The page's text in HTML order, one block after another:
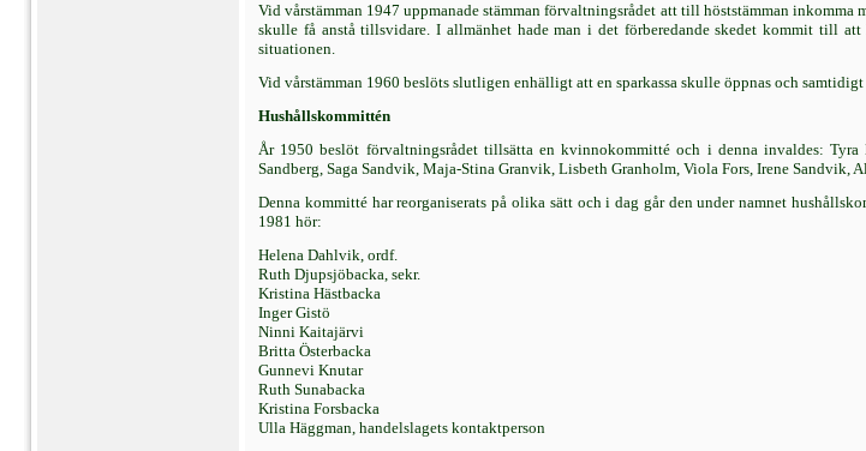
Vid vårstämman 1947 uppmanade stämman förvaltningsrådet att till höststämman inkomma
skulle få anstå tillsvidare. I allmänhet hade man i det förberedande skedet kommit till
situationen.
Vid vårstämman 1960 beslöts slutligen enhälligt att en sparkassa skulle öppnas och
Hushållskommittén
År 1950 beslöt förvaltningsrådet tillsätta en kvinnokommitté och i denna invaldes: Tyra
Sandberg, Saga Sandvik, Maja-Stina Granvik, Lisbeth Granholm, Viola Fors, Irene Sandvik,
Denna kommitté har reorganiserats på olika sätt och i dag går den under namnet
1981 hör:
Helena Dahlvik, ordf.
Ruth Djupsjöbacka, sekr.
Kristina Hästbacka
Inger Gistö
Ninni Kaitajärvi
Britta Österbacka
Gunnevi Knutar
Ruth Sunabacka
Kristina Forsbacka
Ulla Häggman, handelslagets kontaktperson